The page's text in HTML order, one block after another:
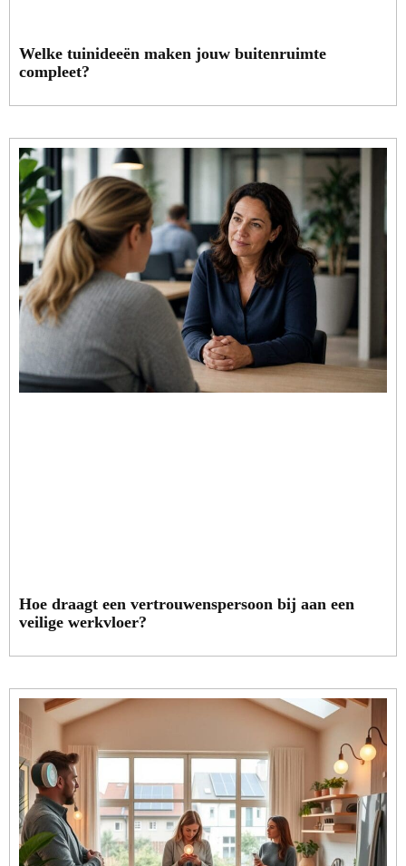
Welke tuinideeën maken jouw buitenruimte
compleet?
Hoe draagt een vertrouwenspersoon bij aan een
veilige werkvloer?